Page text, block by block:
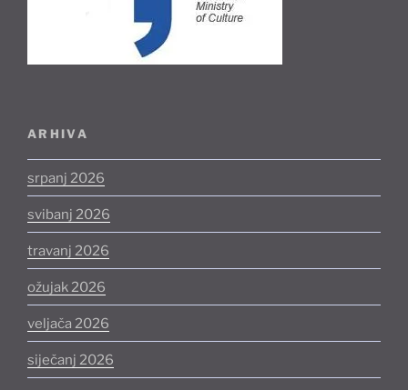
ARHIVA
srpanj 2026
svibanj 2026
travanj 2026
ožujak 2026
veljača 2026
siječanj 2026